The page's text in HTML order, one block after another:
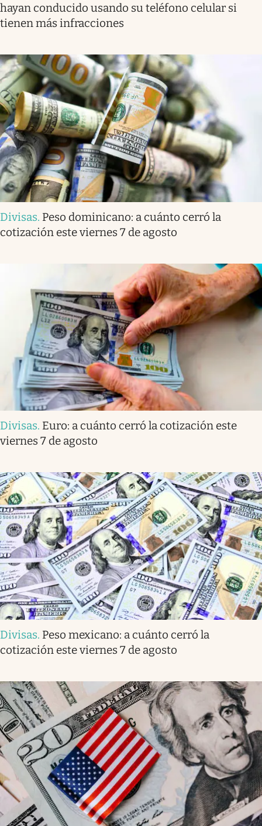
hayan conducido usando su teléfono celular si
tienen más infracciones
Divisas. Peso dominicano: a cuánto cerró la
cotización este viernes 7 de agosto
Divisas. Euro: a cuánto cerró la cotización este
viernes 7 de agosto
Divisas. Peso mexicano: a cuánto cerró la
cotización este viernes 7 de agosto